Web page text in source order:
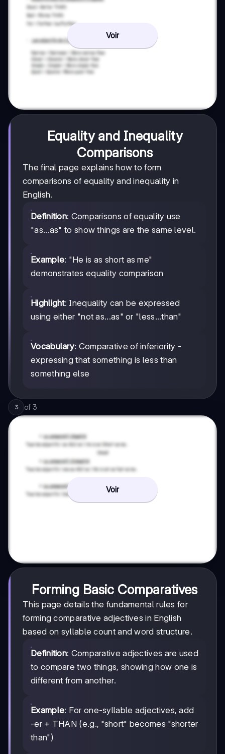
Voir
Equality and Inequality
Comparisons
The final page explains how to form
comparisons of equality and inequality in
English.
Definition: Comparisons of equality use
"as...as" to show things are the same level.
Example: "He is as short as me"
demonstrates equality comparison
Highlight: Inequality can be expressed
using either "not as...as" or "less...than"
Vocabulary: Comparative of inferiority -
expressing that something is less than
something else
3 of 3
Voir
Forming Basic Comparatives
This page details the fundamental rules for
forming comparative adjectives in English
based on syllable count and word structure.
Definition: Comparative adjectives are used
to compare two things, showing how one is
different from another.
Example: For one-syllable adjectives, add
-er + THAN (e.g., "short" becomes "shorter
than")